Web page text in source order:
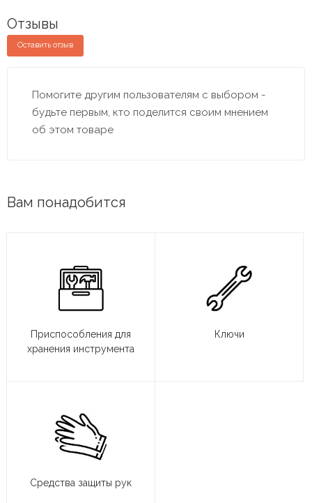
Отзывы
Оставить отзыв
Помогите другим пользователям с выбором -
будьте первым, кто поделится своим мнением
об этом товаре
Вам понадобится
Приспособления для
хранения инструмента
Ключи
Средства защиты рук